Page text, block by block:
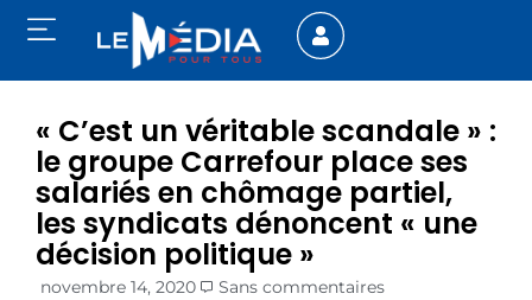
« C’est un véritable scandale » :
le groupe Carrefour place ses
salariés en chômage partiel,
les syndicats dénoncent « une
décision politique »
novembre 14, 2020 Sans commentaires